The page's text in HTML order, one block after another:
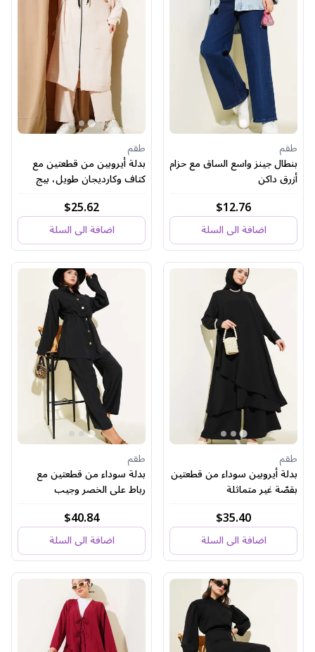
طقم
بنطال جينز واسع الساق مع حزام
أزرق داكن
$12.76
اضافة الى السلة
طقم
بدلة أيروبين من قطعتين مع
كتاف وكارديجان طويل، بيج
$25.62
اضافة الى السلة
طقم
بدلة أيروبين سوداء من قطعتين
بقصّة غير متماثلة
$35.40
اضافة الى السلة
طقم
بدلة سوداء من قطعتين مع
رباط على الخصر وجيب
$40.84
اضافة الى السلة